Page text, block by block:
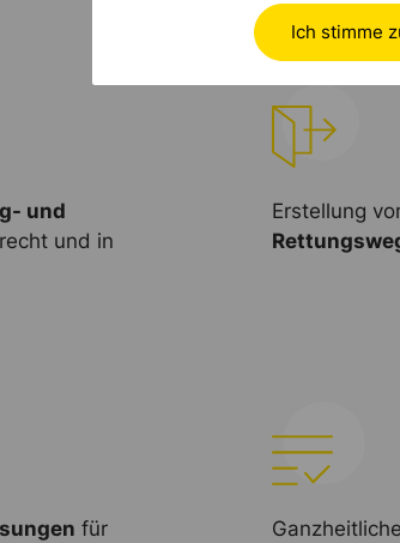
und
und in
Erstellung
für
Ganzheitliche
Ich stimme